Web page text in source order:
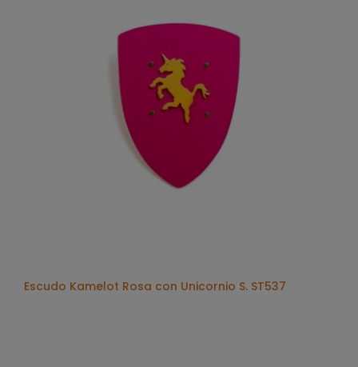
Escudo Kamelot Rosa con Unicornio S. ST537